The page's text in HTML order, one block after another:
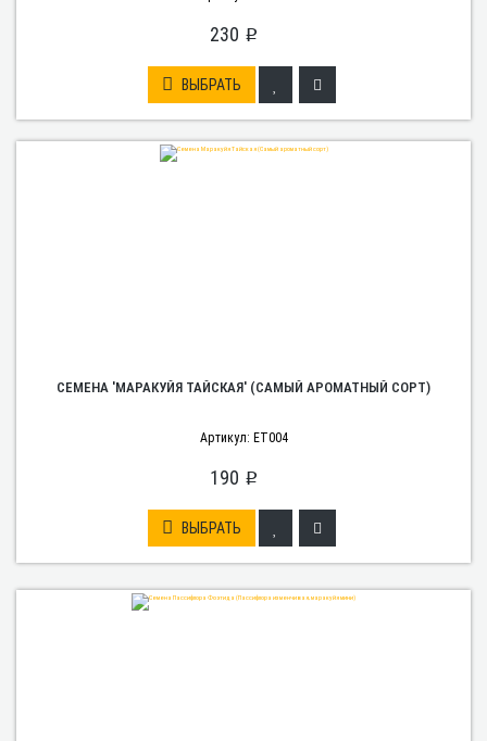
230 p
ВЫБРАТЬ
СЕМЕНА 'МАРАКУЙЯ ТАЙСКАЯ' (САМЫЙ АРОМАТНЫЙ СОРТ)
Артикул: ET004
190 p
ВЫБРАТЬ